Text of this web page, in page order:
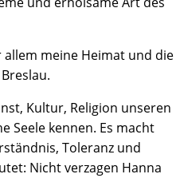
allem meine Heimat und die
Kultur, Religion unseren
Seele kennen. Es macht
Toleranz und
Nicht verzagen Hanna